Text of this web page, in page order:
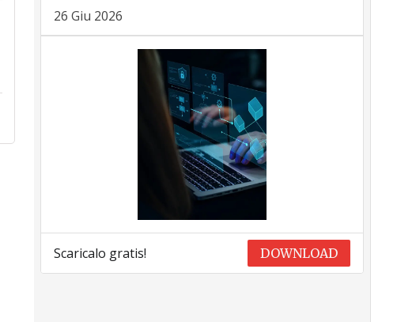
26 Giu 2026
Scaricalo gratis! DOWNLOAD